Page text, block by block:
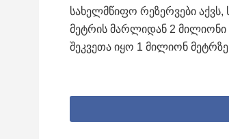
სახელმწიფო რეზერვები აქვს,
მეტრის მარლიდან 2 მილიონი
შეკვეთა იყო 1 მილიონ